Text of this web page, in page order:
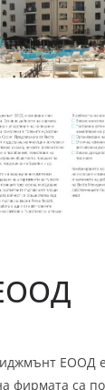
ЕООД е
фирмата са